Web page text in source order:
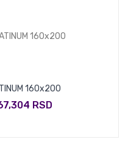
160x200
RSD